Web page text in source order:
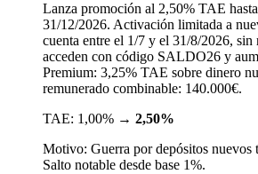
Lanza promoción al 2,50% TAE
31/12/2026. Activación limitada a
cuenta entre el 1/7 y el 31/8/2026, sin
acceden con código SALDO26 y
Premium: 3,25% TAE sobre dinero
remunerado combinable: 140.000€.
TAE: 1,00% → 2,50%
Motivo: Guerra por depósitos nuevos
Salto notable desde base 1%.